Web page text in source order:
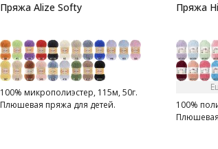
Пряжа Alize Softy
100% микрополиэстер, 115м, 50г.
Плюшевая пряжа для детей.
Пряжа
100%